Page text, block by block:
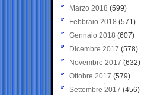
Marzo 2018 (599)
Febbraio 2018 (571)
Gennaio 2018 (607)
Dicembre 2017 (578)
Novembre 2017 (632)
Ottobre 2017 (579)
Settembre 2017 (456)